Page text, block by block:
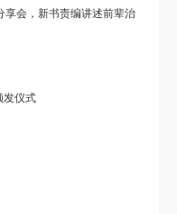
享会，新书责编讲述前辈治
发仪式